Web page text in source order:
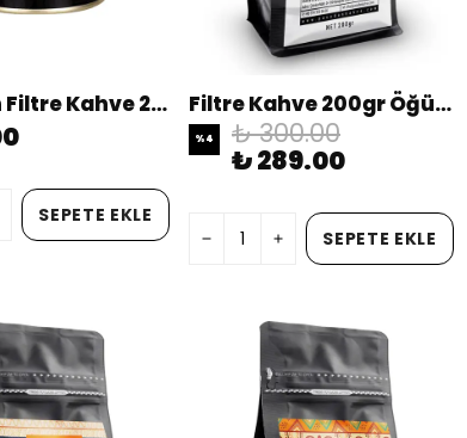
paşadan Filtre Kahve 200 gr
SEPETE EKLE
Filtre Kahve 200gr Öğütülmüş
%4 ₺ 300.00
₺ 289.00
SEPETE EKLE